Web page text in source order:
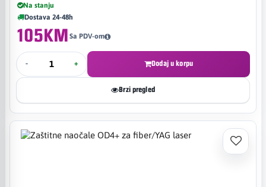
Na stanju
Dostava 24-48h
105KM Sa PDV-om
- + Dodaj u korpu
Brzi pregled